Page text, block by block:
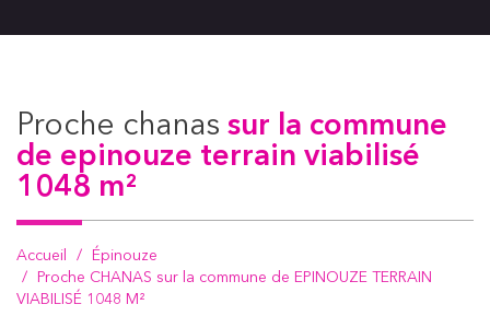
proche chanas sur la commune
de epinouze terrain viabilisé
1048 m²
Accueil
Épinouze
Proche CHANAS sur la commune de EPINOUZE TERRAIN
VIABILISÉ 1048 M²